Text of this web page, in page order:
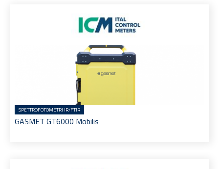
SPETTROFOTOMETRI IR/FTIR
GASMET GT6000 Mobilis